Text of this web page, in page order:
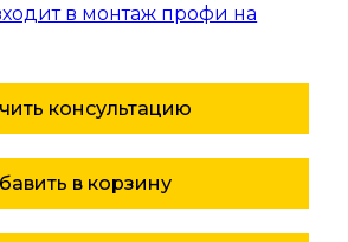
в монтаж профи на
консультацию
в корзину